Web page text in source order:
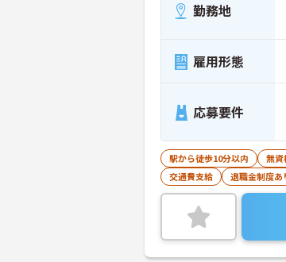
勤務地
雇用形態
応募要件
駅から徒歩10分以内 無
交通費支給
退職金制度あ